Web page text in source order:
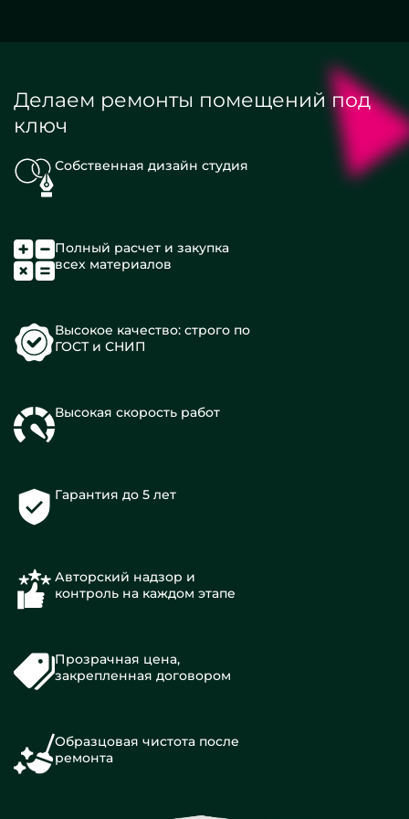
Делаем ремонты помещений под
ключ
Собственная дизайн студия
Полный расчет и закупка
всех материалов
Высокое качество: строго по
ГОСТ и СНИП
Высокая скорость работ
Гарантия до 5 лет
Авторский надзор и
контроль на каждом этапе
Прозрачная цена,
закрепленная договором
Образцовая чистота после
ремонта